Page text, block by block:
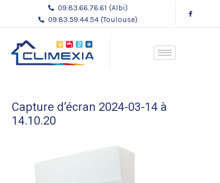
contenu
09.83.66.76.61 (Albi)
09.83.59.44.54 (Toulouse)
Capture d’écran 2024-03-14 à
14.10.20